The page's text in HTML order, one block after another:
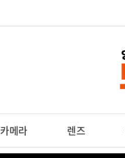
카메라 렌즈